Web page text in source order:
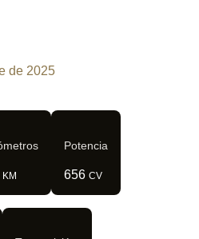
de 2025
KM
Potencia
656 CV